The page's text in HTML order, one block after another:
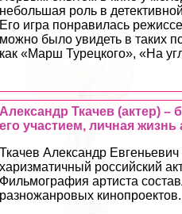
небольшая роль в
Его игра понравилась
можно было увидеть в таких
как «Марш Турецкого», «На
Александр Ткачев (актер)
его участием, личная жизнь
Ткачев Александр
харизматичный российский
Фильмография артиста
разножанровых